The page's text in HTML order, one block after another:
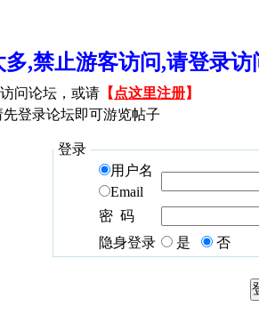
多,禁止游客访问,请登录
问论坛，或请 【 点这里注册】
登录论坛即可游览帖子
登录
用户名
Email
密 码
隐身登录
是 否